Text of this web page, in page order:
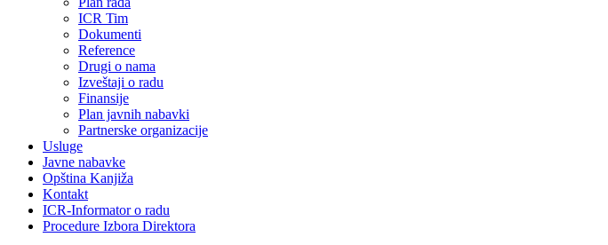
ICR Tim
Dokumenti
Reference
Drugi o nama
Izveštaji o radu
Finansije
Plan javnih nabavki
Partnerske organizacije
Usluge
Javne nabavke
Opština Kanjiža
Kontakt
ICR-Informator o radu
Procedure Izbora Direktora